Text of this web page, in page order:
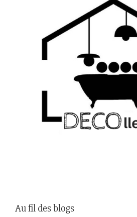
Au fil des blogs